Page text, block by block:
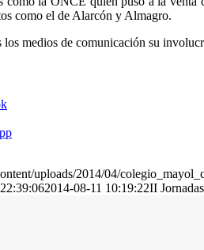
como el de Alarcón y Almagro.
medios de comunicación su
uploads/2014/04/
2014-08-11 10:19:22II